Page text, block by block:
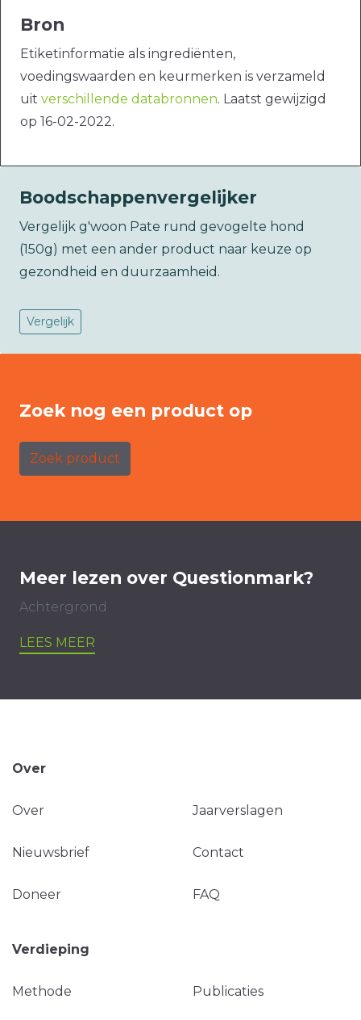
Bron
Etiketinformatie als ingrediënten,
voedingswaarden en keurmerken is verzameld
uit verschillende databronnen. Laatst gewijzigd
op 16-02-2022.
Boodschappenvergelijker
Vergelijk g'woon Pate rund gevogelte hond
(150g) met een ander product naar keuze op
gezondheid en duurzaamheid.
Vergelijk
Zoek nog een product op
Zoek product
Meer lezen over Questionmark?
Achtergrond
LEES MEER
Over
Over Jaarverslagen
Nieuwsbrief Contact
Doneer FAQ
Verdieping
Methode Publicaties